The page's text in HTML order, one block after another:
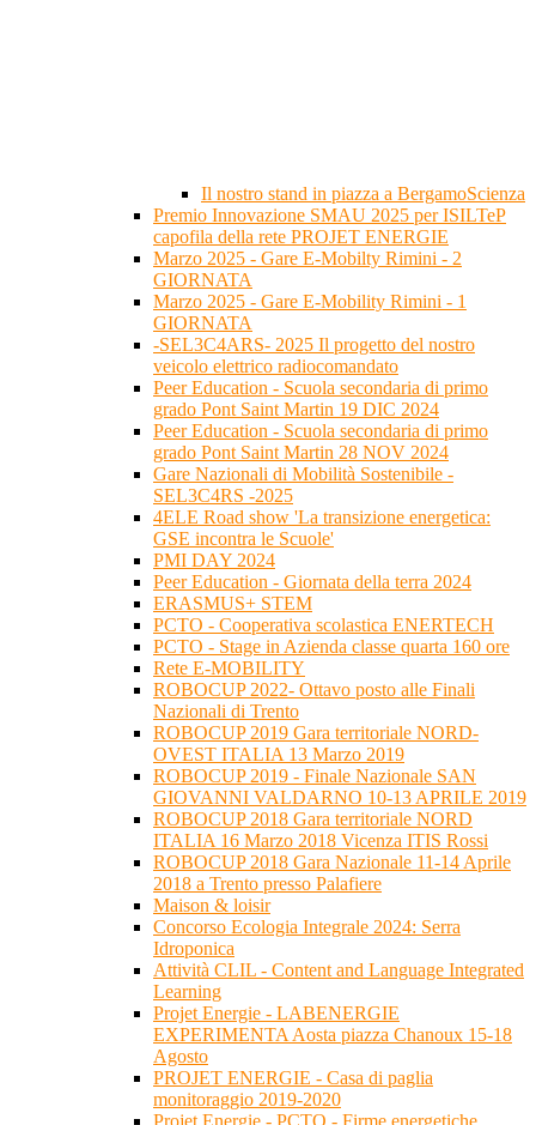
Il nostro stand in piazza a BergamoScienza
Premio Innovazione SMAU 2025 per ISILTeP
capofila della rete PROJET ENERGIE
Marzo 2025 - Gare E-Mobilty Rimini - 2
GIORNATA
Marzo 2025 - Gare E-Mobility Rimini - 1
GIORNATA
-SEL3C4ARS- 2025 Il progetto del nostro
veicolo elettrico radiocomandato
Peer Education - Scuola secondaria di primo
grado Pont Saint Martin 19 DIC 2024
Peer Education - Scuola secondaria di primo
grado Pont Saint Martin 28 NOV 2024
Gare Nazionali di Mobilità Sostenibile -
SEL3C4RS -2025
4ELE Road show 'La transizione energetica:
GSE incontra le Scuole'
PMI DAY 2024
Peer Education - Giornata della terra 2024
ERASMUS+ STEM
PCTO - Cooperativa scolastica ENERTECH
PCTO - Stage in Azienda classe quarta 160 ore
Rete E-MOBILITY
ROBOCUP 2022- Ottavo posto alle Finali
Nazionali di Trento
ROBOCUP 2019 Gara territoriale NORD-
OVEST ITALIA 13 Marzo 2019
ROBOCUP 2019 - Finale Nazionale SAN
GIOVANNI VALDARNO 10-13 APRILE 2019
ROBOCUP 2018 Gara territoriale NORD
ITALIA 16 Marzo 2018 Vicenza ITIS Rossi
ROBOCUP 2018 Gara Nazionale 11-14 Aprile
2018 a Trento presso Palafiere
Maison & loisir
Concorso Ecologia Integrale 2024: Serra
Idroponica
Attività CLIL - Content and Language Integrated
Learning
Projet Energie - LABENERGIE
EXPERIMENTA Aosta piazza Chanoux 15-18
Agosto
PROJET ENERGIE - Casa di paglia
monitoraggio 2019-2020